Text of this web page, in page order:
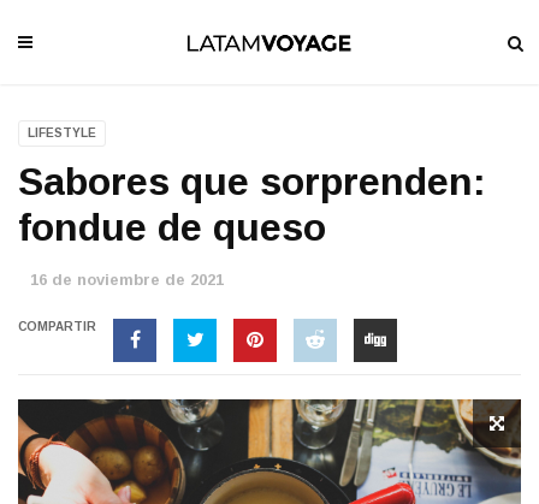
LIFESTYLE
Sabores que sorprenden:
fondue de queso
16 de noviembre de 2021
COMPARTIR